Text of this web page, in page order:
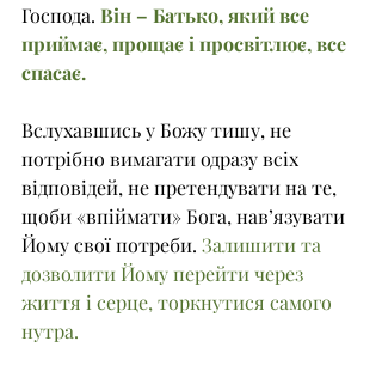
Господа. Він – Батько, який все
приймає, прощає і просвітлює, все
спасає.
Вслухавшись у Божу тишу, не
потрібно вимагати одразу всіх
відповідей, не претендувати на те,
щоби «впіймати» Бога, нав’язувати
Йому свої потреби. Залишити та
дозволити Йому перейти через
життя і серце, торкнутися самого
нутра.